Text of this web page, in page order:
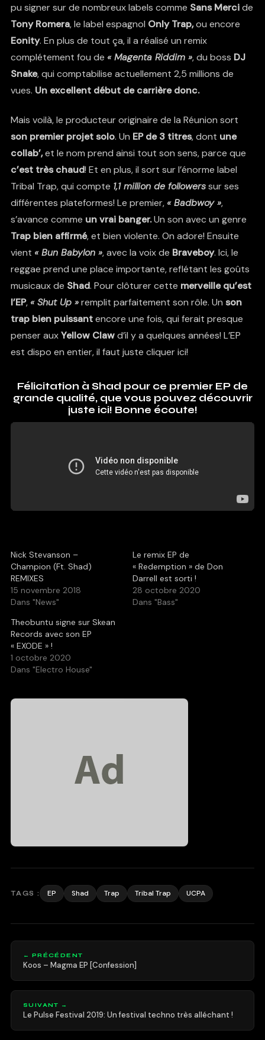
pu signer sur de nombreux labels comme Sans Mercide
Tony Romera, le label espagnol Only Trap,ou encore
Eonity. En plus de tout ça, il a réalisé un remix
complétement fou de « Magenta Riddim », du boss DJ
Snake, qui comptabilise actuellement 2,5 millions de
vues. Un excellent début de carrière donc.
Mais voilà, le producteur originaire de la Réunion sort
son premier projet solo. Un EP de 3 titres, dont une
collab’,et le nom prend ainsi tout son sens, parce que
c’est très chaud! Et en plus, il sort sur l’énorme label
Tribal Trap, qui compte 1,1 million de followerssur ses
différentes plateformes! Le premier, « Badbwoy »,
s’avance comme un vrai banger.Un son avec un genre
Trap bien affirmé, et bien violente. On adore! Ensuite
vient « Bun Babylon », avec la voix de Braveboy. Ici, le
reggae prend une place importante, reflétant les goûts
musicaux de Shad. Pour clôturer cette merveille qu’est
l’EP, « Shut Up »remplit parfaitement son rôle. Un son
trap bien puissantencore une fois, qui ferait presque
penser auxYellow Clawd’il y a quelques années! L’EP
est dispo en entier,il faut juste cliquer ici!
Félicitation à Shad pour ce premier EP de
grande qualité, que vous pouvez découvrir
juste ici! Bonne écoute!
Nick Stevanson –
Champion (Ft. Shad)
REMIXES
15 novembre 2018
Dans "News"
Le remix EP de
« Redemption » de Don
Darrell est sorti !
28 octobre 2020
Dans "Bass"
Theobuntu signe sur Skean
Records avec son EP
« EXODE » !
1 octobre 2020
Dans "Electro House"
TAGS : EP Shad Trap Tribal Trap UCPA
← PRÉCÉDENT
Koos – Magma EP [Confession]
SUIVANT →
Le Pulse Festival 2019: Un festival techno très alléchant !